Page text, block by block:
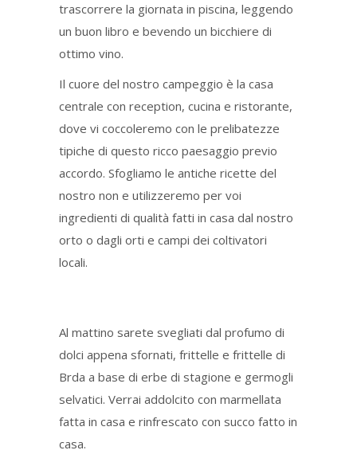
trascorrere la giornata in piscina, leggendo
un buon libro e bevendo un bicchiere di
ottimo vino.
Il cuore del nostro campeggio è la casa
centrale con reception, cucina e ristorante,
dove vi coccoleremo con le prelibatezze
tipiche di questo ricco paesaggio previo
accordo. Sfogliamo le antiche ricette del
nostro non e utilizzeremo per voi
ingredienti di qualità fatti in casa dal nostro
orto o dagli orti e campi dei coltivatori
locali.
Al mattino sarete svegliati dal profumo di
dolci appena sfornati, frittelle e frittelle di
Brda a base di erbe di stagione e germogli
selvatici. Verrai addolcito con marmellata
fatta in casa e rinfrescato con succo fatto in
casa.